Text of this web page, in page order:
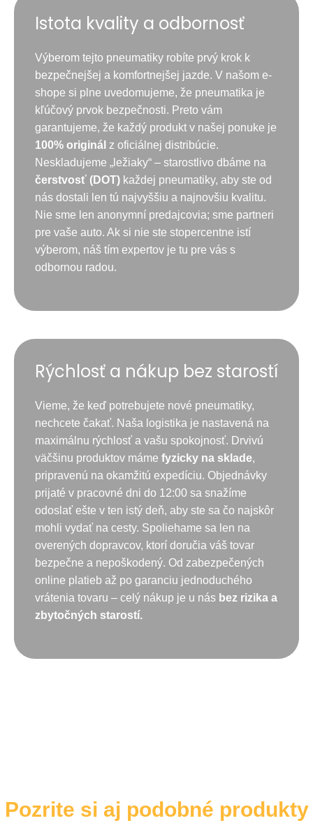
Istota kvality a odbornosť
Výberom tejto pneumatiky robíte prvý krok k
bezpečnejšej a komfortnejšej jazde. V našom e-
shope si plne uvedomujeme, že pneumatika je
kľúčový prvok bezpečnosti. Preto vám
garantujeme, že každý produkt v našej ponuke je
100% originál z oficiálnej distribúcie.
Neskladujeme „ležiaky“ – starostlivo dbáme na
čerstvosť (DOT) každej pneumatiky, aby ste od
nás dostali len tú najvyššiu a najnovšiu kvalitu.
Nie sme len anonymní predajcovia; sme partneri
pre vaše auto. Ak si nie ste stopercentne istí
výberom, náš tím expertov je tu pre vás s
odbornou radou.
Rýchlosť a nákup bez starostí
Vieme, že keď potrebujete nové pneumatiky,
nechcete čakať. Naša logistika je nastavená na
maximálnu rýchlosť a vašu spokojnosť. Drvivú
väčšinu produktov máme fyzicky na sklade,
pripravenú na okamžitú expedíciu. Objednávky
prijaté v pracovné dni do 12:00 sa snažíme
odoslať ešte v ten istý deň, aby ste sa čo najskôr
mohli vydať na cesty. Spoliehame sa len na
overených dopravcov, ktorí doručia váš tovar
bezpečne a nepoškodený. Od zabezpečených
online platieb až po garanciu jednoduchého
vrátenia tovaru – celý nákup je u nás bez rizika a
zbytočných starostí.
Pozrite si aj podobné produkty